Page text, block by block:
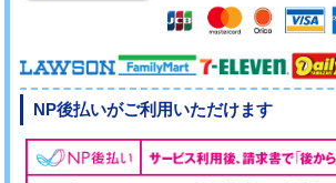
NP後払いがご利用いただけます